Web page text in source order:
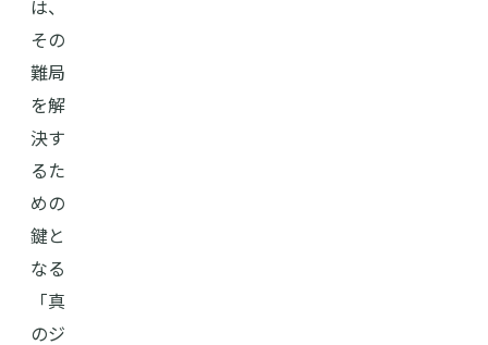
は、
その
難局
を解
決す
るた
めの
鍵と
なる
「真
のジ